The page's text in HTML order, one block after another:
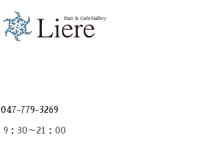
047-779-3269
9：30～21：00